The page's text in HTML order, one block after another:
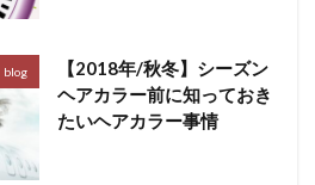
blog
【2018年/秋冬】シーズン
ヘアカラー前に知っておき
たいヘアカラー事情